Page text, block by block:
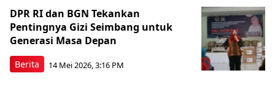
Berita
DPR RI dan BGN Tekankan
Pentingnya Gizi Seimbang untuk
Generasi Masa Depan
14 Mei 2026, 3:16 PM